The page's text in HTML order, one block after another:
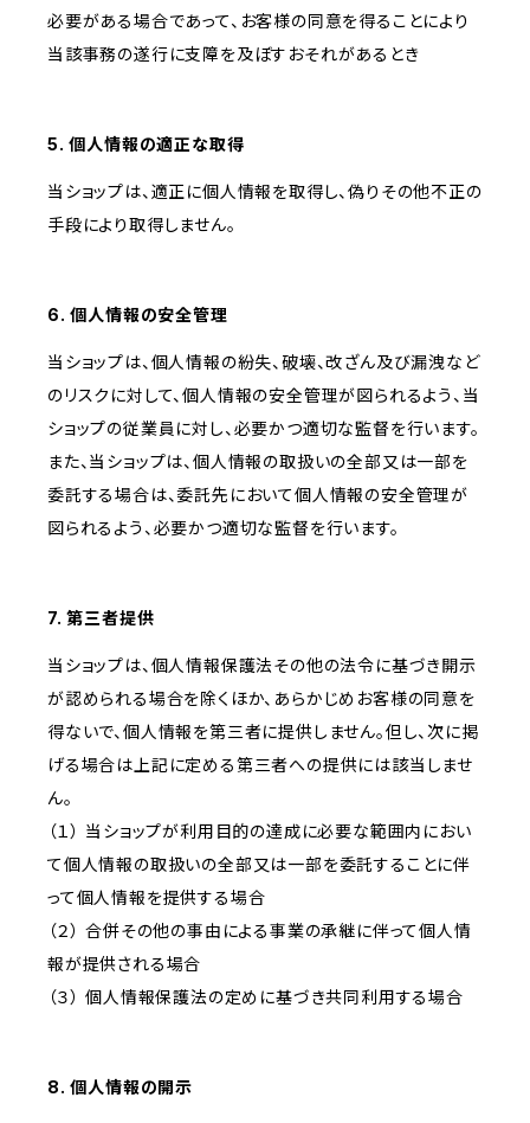
必要がある場合であって、お客様の同意を得ることにより
当該事務の遂行に支障を及ぼすおそれがあるとき
5. 個人情報の適正な取得
当ショップは、適正に個人情報を取得し、偽りその他不正の
手段により取得しません。
6. 個人情報の安全管理
当ショップは、個人情報の紛失、破壊、改ざん及び漏洩など
のリスクに対して、個人情報の安全管理が図られるよう、当
ショップの従業員に対し、必要かつ適切な監督を行います。
また、当ショップは、個人情報の取扱いの全部又は一部を
委託する場合は、委託先において個人情報の安全管理が
図られるよう、必要かつ適切な監督を行います。
7. 第三者提供
当ショップは、個人情報保護法その他の法令に基づき開示
が認められる場合を除くほか、あらかじめお客様の同意を
得ないで、個人情報を第三者に提供しません。但し、次に掲
げる場合は上記に定める第三者への提供には該当しませ
ん。
（１） 当ショップが利用目的の達成に必要な範囲内におい
て個人情報の取扱いの全部又は一部を委託することに伴
って個人情報を提供する場合
（２） 合併その他の事由による事業の承継に伴って個人情
報が提供される場合
（３） 個人情報保護法の定めに基づき共同利用する場合
8. 個人情報の開示